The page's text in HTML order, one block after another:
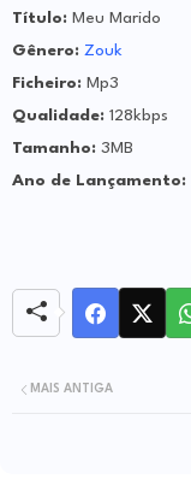
Título: Meu Marido
Gênero: Zouk
Ficheiro: Mp3
Qualidade: 128kbps
Tamanho: 3MB
Ano de Lançamento:
MAIS ANTIGA